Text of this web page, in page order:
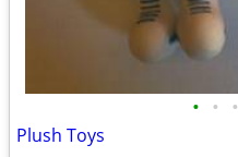
• • •
Plush Toys